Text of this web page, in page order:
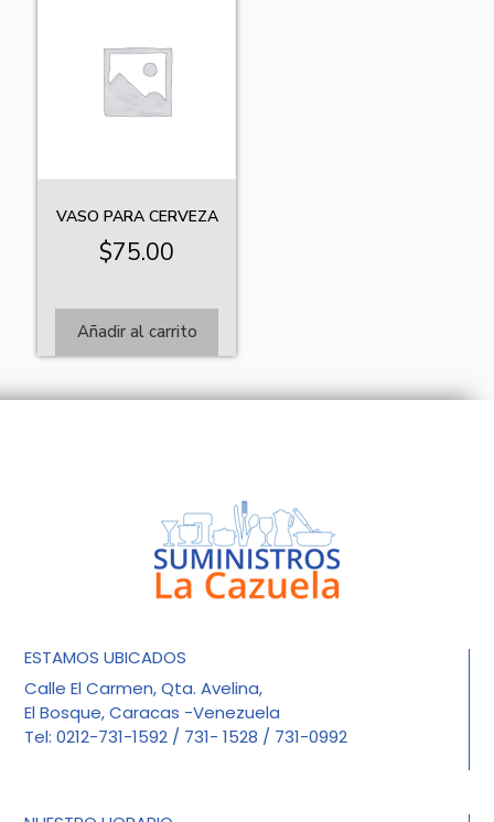
VASO PARA CERVEZA
$75.00
Añadir al carrito
ESTAMOS UBICADOS
Calle El Carmen, Qta. Avelina,
El Bosque, Caracas -Venezuela
Tel: 0212-731-1592 / 731- 1528 / 731-0992